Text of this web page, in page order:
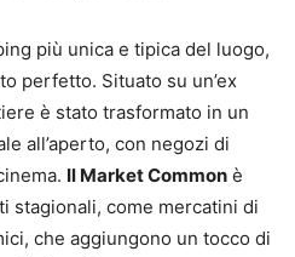
più unica e tipica del luogo,
perfetto. Situato su un’ex
è stato trasformato in un
all’aperto, con negozi di
Il Market Common è
stagionali, come mercatini di
che aggiungono un tocco di